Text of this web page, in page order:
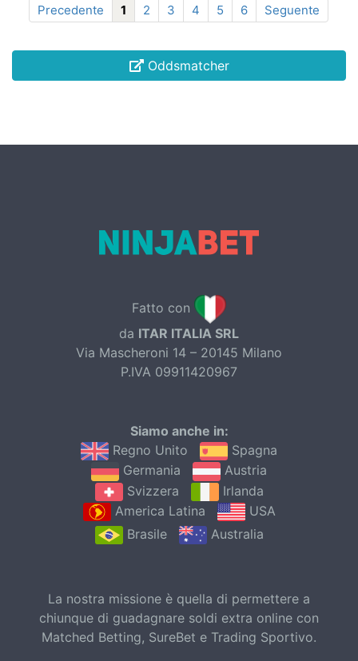
Precedente 1 2 3 4 5 6 Seguente
Oddsmatcher
Fatto con
da ITAR ITALIA SRL
Via Mascheroni 14 – 20145 Milano
P.IVA 09911420967
Siamo anche in:
Regno Unito
Spagna
Germania
Austria
Svizzera
Irlanda
America Latina
USA
Brasile
Australia
La nostra missione è quella di permettere a
chiunque di guadagnare soldi extra online con
Matched Betting, SureBet e Trading Sportivo.